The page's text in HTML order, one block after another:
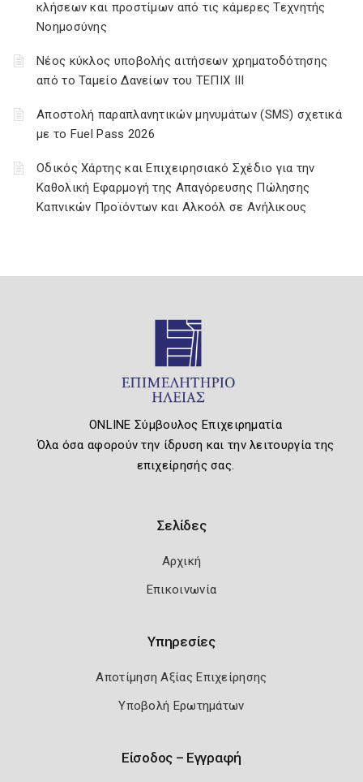
κλήσεων και προστίμων από τις κάμερες Τεχνητής
Νοημοσύνης
Νέος κύκλος υποβολής αιτήσεων χρηματοδότησης
από το Ταμείο Δανείων του ΤΕΠΙΧ ΙΙΙ
Αποστολή παραπλανητικών μηνυμάτων (SMS) σχετικά
με το Fuel Pass 2026
Οδικός Χάρτης και Επιχειρησιακό Σχέδιο για την
Καθολική Εφαρμογή της Απαγόρευσης Πώλησης
Καπνικών Προϊόντων και Αλκοόλ σε Ανήλικους
ONLINE Σύμβουλος Επιχειρηματία
Όλα όσα αφορούν την ίδρυση και την λειτουργία της
επιχείρησής σας.
Σελίδες
Αρχική
Επικοινωνία
Υπηρεσίες
Αποτίμηση Αξίας Επιχείρησης
Υποβολή Ερωτημάτων
Είσοδος – Εγγραφή